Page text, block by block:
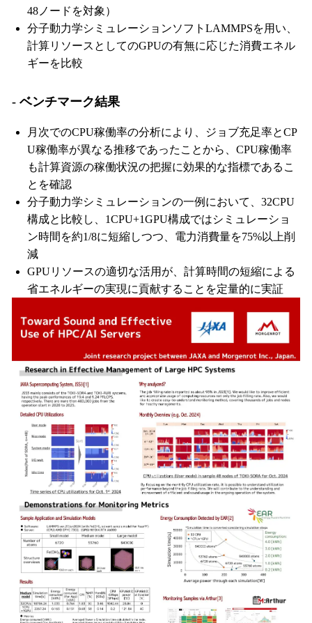
48ノードを対象）
分子動力学シミュレーションソフトLAMMPSを用い、
計算リソースとしてのGPUの有無に応じた消費エネル
ギーを比較
- ベンチマーク結果
月次でのCPU稼働率の分析により、ジョブ充足率とCP
U稼働率が異なる推移であったことから、CPU稼働率
も計算資源の稼働状況の把握に効果的な指標であるこ
とを確認
分子動力学シミュレーションの一例において、32CPU
構成と比較し、1CPU+1GPU構成ではシミュレーショ
ン時間を約1/8に短縮しつつ、電力消費量を75%以上削
減
GPUリソースの適切な活用が、計算時間の短縮による
省エネルギーの実現に貢献することを定量的に実証